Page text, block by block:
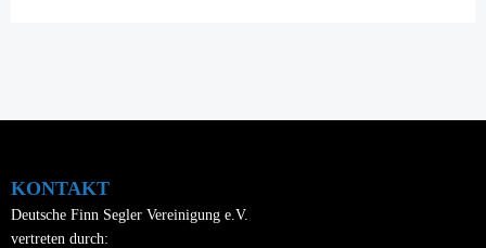
KONTAKT
Deutsche Finn Segler Vereinigung e.V.
vertreten durch: